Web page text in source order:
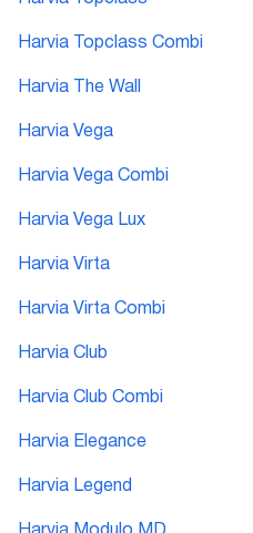
Harvia Topclass Combi
Harvia The Wall
Harvia Vega
Harvia Vega Combi
Harvia Vega Lux
Harvia Virta
Harvia Virta Combi
Harvia Club
Harvia Club Combi
Harvia Elegance
Harvia Legend